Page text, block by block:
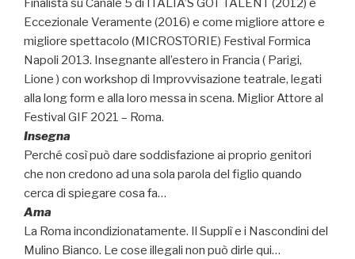
Finalista su Canale 5 di ITALIA’S GOT TALENT (2012) e
Eccezionale Veramente (2016) e come migliore attore e
migliore spettacolo (MICROSTORIE) Festival Formica
Napoli 2013. Insegnante all’estero in Francia ( Parigi,
Lione ) con workshop di Improvvisazione teatrale, legati
alla long form e alla loro messa in scena. Miglior Attore al
Festival GIF 2021 – Roma.
Insegna
Perché così può dare soddisfazione ai proprio genitori
che non credono ad una sola parola del figlio quando
cerca di spiegare cosa fa…
Ama
La Roma incondizionatamente. Il Supplì e i Nascondini del
Mulino Bianco. Le cose illegali non può dirle qui…